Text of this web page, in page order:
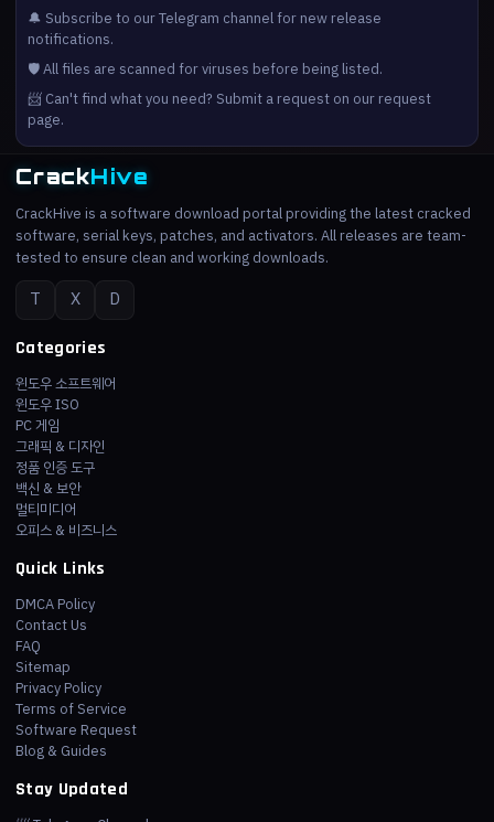
🔔 Subscribe to our Telegram channel for new release
notifications.
🛡️ All files are scanned for viruses before being listed.
📨 Can't find what you need? Submit a request on our request
page.
CrackHive
CrackHive is a software download portal providing the latest cracked
software, serial keys, patches, and activators. All releases are team-
tested to ensure clean and working downloads.
T X D
Categories
윈도우 소프트웨어
윈도우 ISO
PC 게임
그래픽 & 디자인
정품 인증 도구
백신 & 보안
멀티미디어
오피스 & 비즈니스
Quick Links
DMCA Policy
Contact Us
FAQ
Sitemap
Privacy Policy
Terms of Service
Software Request
Blog & Guides
Stay Updated